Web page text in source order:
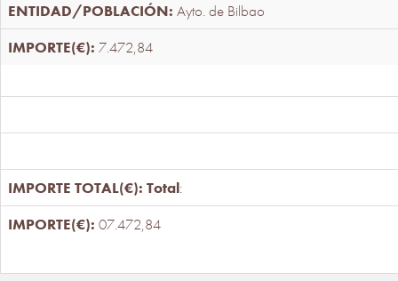
Ayto. de Bilbao
7.472,84
Total:
07.472,84